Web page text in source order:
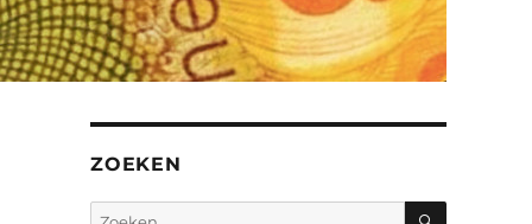
ZOEKEN
Zoeken
ZOEKEN